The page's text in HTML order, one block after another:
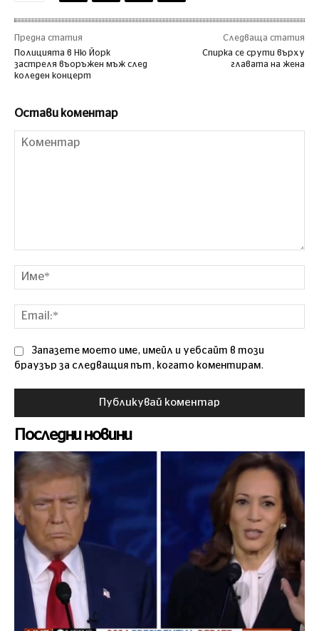
Предна статия
Полицията в Ню Йорк
застреля въоръжен мъж след
коледен концерт
Следваща статия
Спирка се срути върху
главата на жена
Остави коментар
Запазете моето име, имейл и уебсайт в този
браузър за следващия път, когато коментирам.
Последни новини